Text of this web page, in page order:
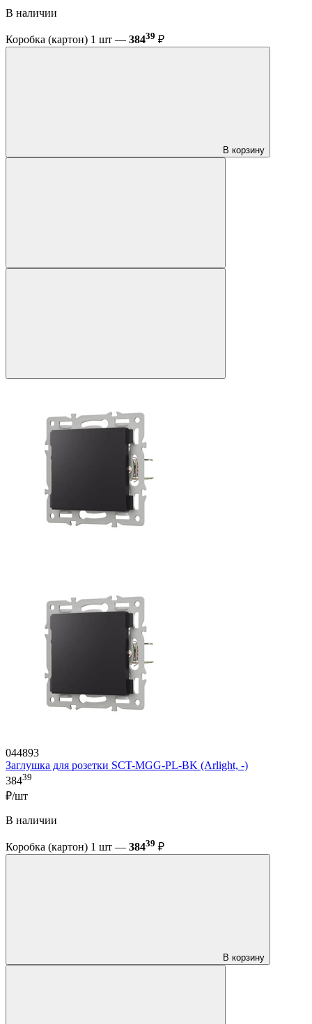
В наличии
Коробка (картон) 1 шт — 38439 ₽
В корзину
044893
Заглушка для розетки SCT-MGG-PL-BK (Arlight, -)
38439
₽/шт
В наличии
Коробка (картон) 1 шт — 38439 ₽
В корзину